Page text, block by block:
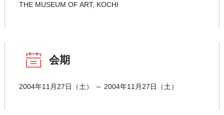
THE MUSEUM OF ART, KOCHI
会期
2004年11月27日（土） ～ 2004年11月27日（土）